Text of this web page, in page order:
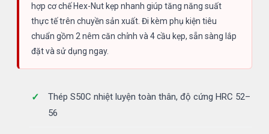
hợp cơ chế Hex-Nut kẹp nhanh giúp tăng năng suất
thực tế trên chuyền sản xuất. Đi kèm phụ kiện tiêu
chuẩn gồm 2 nêm căn chỉnh và 4 cầu kẹp, sẵn sàng lắp
đặt và sử dụng ngay.
Thép S50C nhiệt luyện toàn thân, độ cứng HRC 52–
56